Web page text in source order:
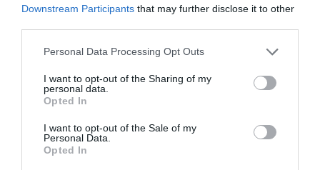
Downstream Participants that may further disclose it to other
Personal Data Processing Opt Outs
I want to opt-out of the Sharing of my
personal data.
Opted In
I want to opt-out of the Sale of my
Personal Data.
Opted In